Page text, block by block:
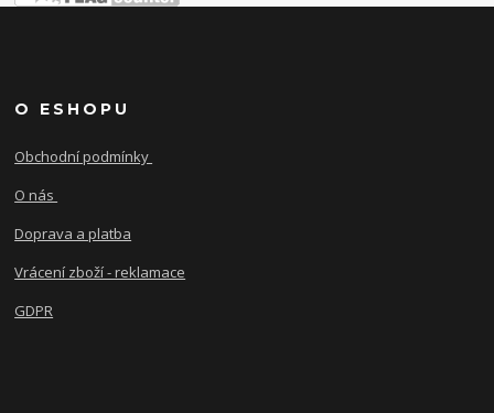
O ESHOPU
Obchodní podmínky
O nás
Doprava a platba
Vrácení zboží - reklamace
GDPR